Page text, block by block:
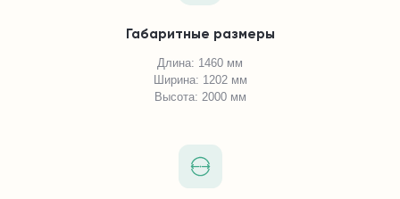
Габаритные размеры
Длина: 1460 мм
Ширина: 1202 мм
Высота: 2000 мм